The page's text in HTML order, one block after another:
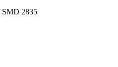
SMD 2835